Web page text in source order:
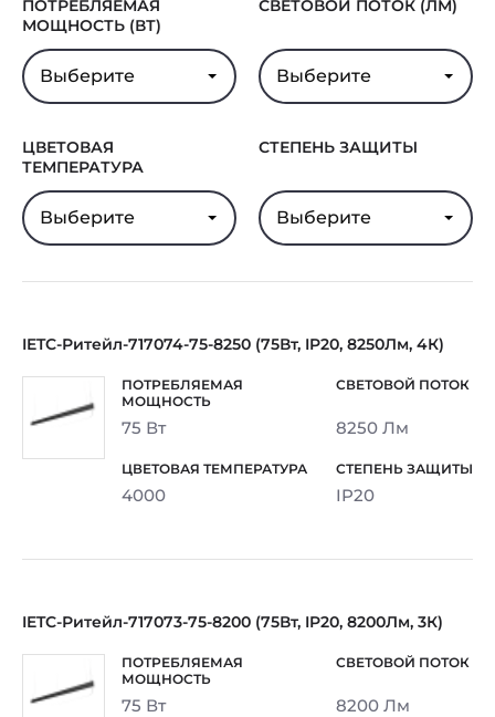
ПОТРЕБЛЯЕМАЯ
МОЩНОСТЬ (ВТ)
Выберите
СВЕТОВОЙ ПОТОК (ЛМ)
Выберите
ЦВЕТОВАЯ
ТЕМПЕРАТУРА
Выберите
СТЕПЕНЬ ЗАЩИТЫ
Выберите
IETC-Ритейл-717074-75-8250 (75Вт, IP20, 8250Лм, 4К)
75 Вт 8250 Лм
4000 IP20
IETC-Ритейл-717073-75-8200 (75Вт, IP20, 8200Лм, 3К)
75 Вт 8200 Лм